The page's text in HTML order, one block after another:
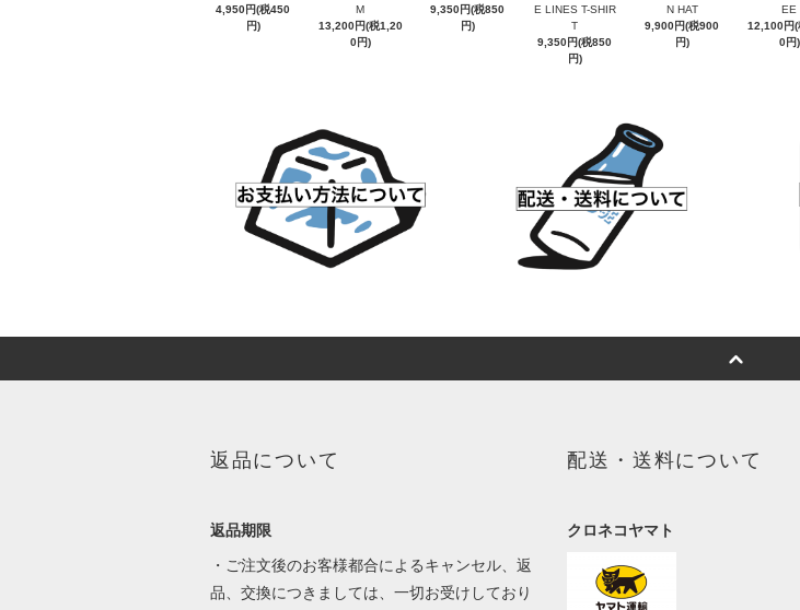
4,950円(税450
円)
M
13,200円(税1,20
0円)
9,350円(税850
円)
E LINES T-SHIR
T
9,350円(税850
円)
N HAT
9,900円(税900
円)
EE
12,100円(
0円)
返品について
返品期限
・ご注文後のお客様都合によるキャンセル、返
品、交換につきましては、一切お受けしており
配送・送料について
クロネコヤマト